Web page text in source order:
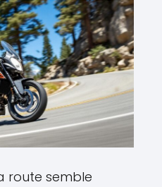
route semble